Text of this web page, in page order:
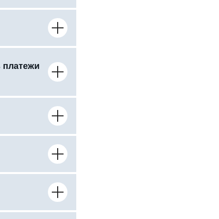
платежи